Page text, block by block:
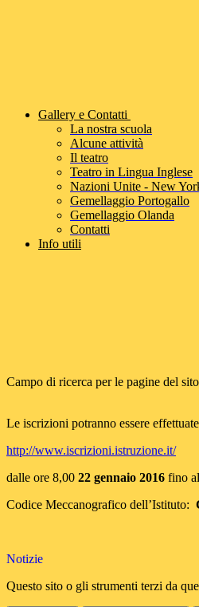
Gallery e Contatti
La nostra scuola
Alcune attività
Il teatro
Teatro in Lingua Inglese
Nazioni Unite - New
Gemellaggio Portogallo
Gemellaggio Olanda
Contatti
Info utili
Campo di ricerca per le pagine del sito
Le iscrizioni potranno essere
http://www.iscrizioni.istruzione.it/
dalle ore 8,00 22 gennaio 2016 fino
Codice Meccanografico dell’Istituto:
Notizie
Questo sito o gli strumenti terzi da